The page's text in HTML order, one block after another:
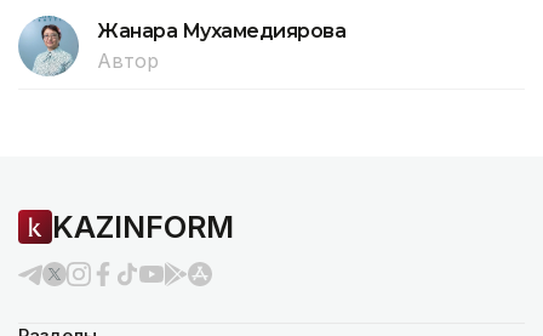
Жанара Мухамедиярова
Автор
KAZINFORM